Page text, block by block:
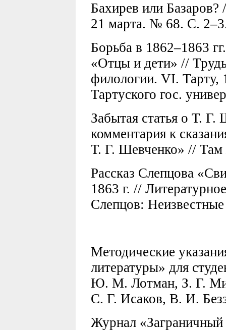
Бахирев или
21 марта. № 68. С.
Борьба в 1862–1863
«Отцы и дети» //
филологии. VI. Тарту,
Тартуского гос.
Забытая статья о Т.
комментария к
Т. Г. Шевченко» //
Рассказ Слепцова
1863 г. //
Слепцов:
Методические
литературы» для
Ю. М. Лотман, З. Г.
С. Г. Исаков, В. И.
Журнал